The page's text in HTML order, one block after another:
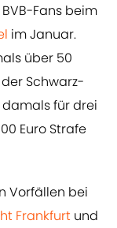
Fans beim
im Januar.
über 50
Schwarz-
für drei
Euro Strafe
Vorfällen bei
Frankfurt und